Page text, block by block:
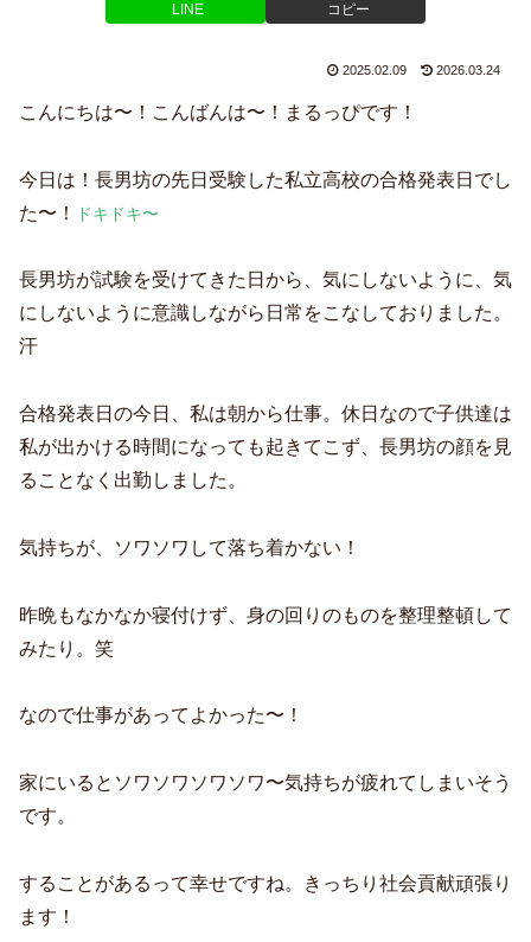
LINE コピー
2025.02.09 2026.03.24
こんにちは〜！こんばんは〜！まるっぴです！
今日は！長男坊の先日受験した私立高校の合格発表日でし
た〜！
ドキドキ〜
長男坊が試験を受けてきた日から、気にしないように、気
にしないように意識しながら日常をこなしておりました。
汗
合格発表日の今日、私は朝から仕事。休日なので子供達は
私が出かける時間になっても起きてこず、長男坊の顔を見
ることなく出勤しました。
気持ちが、ソワソワして落ち着かない！
昨晩もなかなか寝付けず、身の回りのものを整理整頓して
みたり。笑
なので仕事があってよかった〜！
家にいるとソワソワソワソワ〜気持ちが疲れてしまいそう
です。
することがあるって幸せですね。きっちり社会貢献頑張り
ます！